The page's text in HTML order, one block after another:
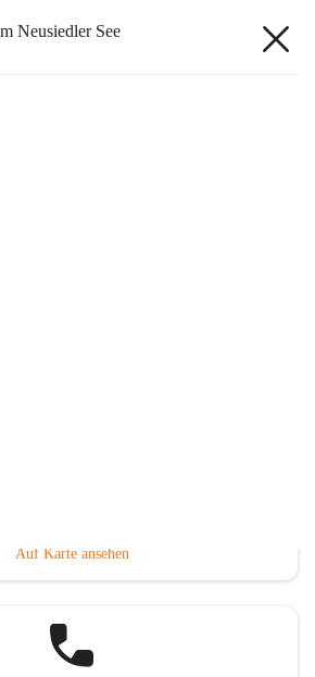
Neusiedler See
Auf Karte ansehen